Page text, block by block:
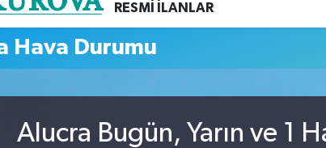
RESMİ İLANLAR
Hava Durumu
Alucra Bugün, Yarın ve 1